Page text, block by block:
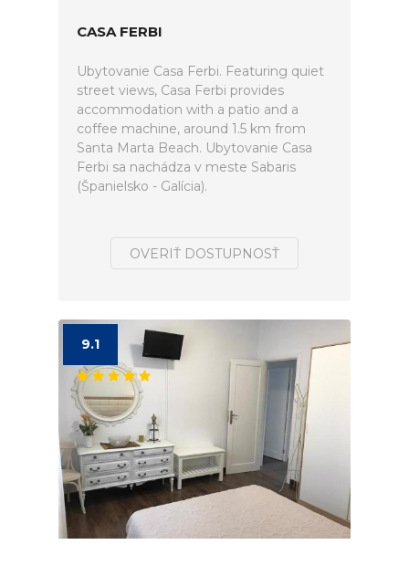
CASA FERBI
Ubytovanie Casa Ferbi. Featuring quiet
street views, Casa Ferbi provides
accommodation with a patio and a
coffee machine, around 1.5 km from
Santa Marta Beach. Ubytovanie Casa
Ferbi sa nachádza v meste Sabaris
(Španielsko - Galícia).
OVERIŤ DOSTUPNOSŤ
9.1